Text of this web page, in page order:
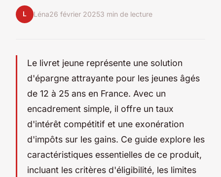
L Léna26 février 20253 min de lecture
Le livret jeune représente une solution
d'épargne attrayante pour les jeunes âgés
de 12 à 25 ans en France. Avec un
encadrement simple, il offre un taux
d'intérêt compétitif et une exonération
d'impôts sur les gains. Ce guide explore les
caractéristiques essentielles de ce produit,
incluant les critères d'éligibilité, les limites